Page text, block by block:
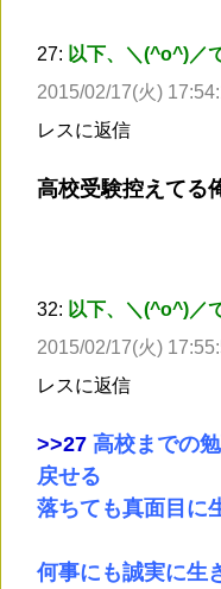
27: 以下、＼(^o^)／
2015/02/17(火)
レスに返信
高校受験控えてる
32: 以下、＼(^o^)／
2015/02/17(火)
レスに返信
>>27 高校までの
戻せる
落ちても真面目に
何事にも誠実に生